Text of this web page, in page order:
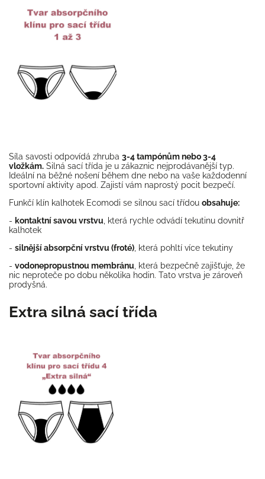
Síla savosti odpovídá zhruba 3-4 tampónům nebo 3-4
vložkám. Silná sací třída je u zákaznic nejprodávanější typ.
Ideální na běžné nošení během dne nebo na vaše každodenní
sportovní aktivity apod. Zajistí vám naprostý pocit bezpečí.
Funkčí klín kalhotek Ecomodi se silnou sací třídou obsahuje:
- kontaktní savou vrstvu , která rychle odvádí tekutinu dovnitř
kalhotek
- silnější absorpční vrstvu (froté) , která pohltí více tekutiny
- vodonepropustnou membránu , která bezpečně zajišťuje, že
nic neproteče po dobu několika hodin. Tato vrstva je zároveň
prodyšná.
Extra silná sací třída